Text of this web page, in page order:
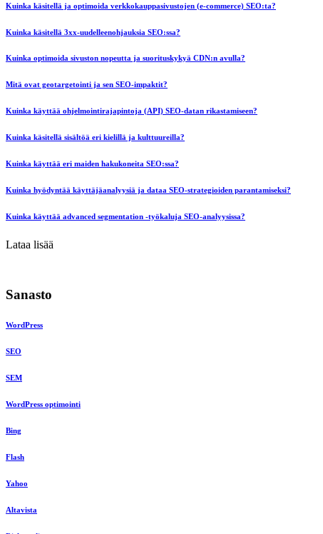
Kuinka käsitellä ja optimoida verkkokauppasivustojen (e-commerce) SEO:ta?
Kuinka käsitellä 3xx-uudelleenohjauksia SEO:ssa?
Kuinka optimoida sivuston nopeutta ja suorituskykyä CDN:n avulla?
Mitä ovat geotargetointi ja sen SEO-impaktit?
Kuinka käyttää ohjelmointirajapintoja (API) SEO-datan rikastamiseen?
Kuinka käsitellä sisältöä eri kielillä ja kulttuureilla?
Kuinka käyttää eri maiden hakukoneita SEO:ssa?
Kuinka hyödyntää käyttäjäanalyysiä ja dataa SEO-strategioiden parantamiseksi?
Kuinka käyttää advanced segmentation -työkaluja SEO-analyysissa?
Lataa lisää
Sanasto
WordPress
SEO
SEM
WordPress optimointi
Bing
Flash
Yahoo
Altavista